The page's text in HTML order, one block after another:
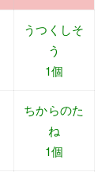
うつくしそ
う
1個
ちからのた
ね
1個